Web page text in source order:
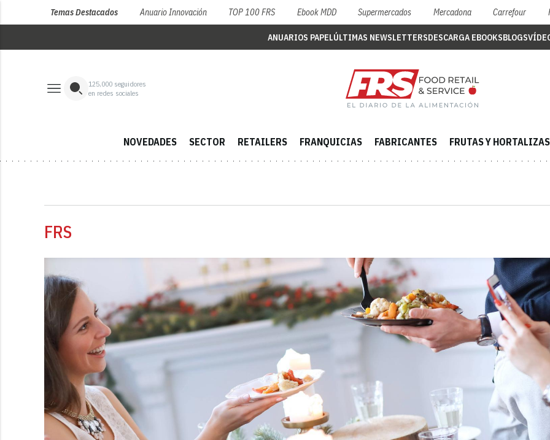
Temas Destacados Anuario Innovación TOP 100 FRS Ebook MDD Supermercados Mercadona Carrefour
ANUARIOS PAPELÚLTIMAS NEWSLETTERSDESCARGA EBOOKSBLOGS
125,000 seguidores
en redes sociales
NOVEDADES SECTOR RETAILERS FRANQUICIAS FABRICANTES FRUTAS Y HORTALIZAS
FRS